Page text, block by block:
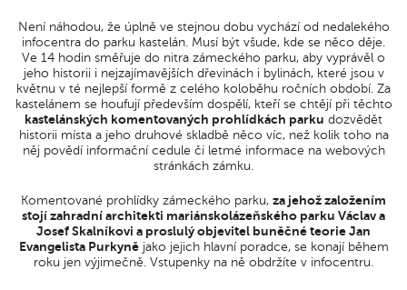
Není náhodou, že úplně ve stejnou dobu vychází od nedalekého
infocentra do parku kastelán. Musí být všude, kde se něco děje.
Ve 14 hodin směřuje do nitra zámeckého parku, aby vyprávěl o
jeho historii i nejzajímavějších dřevinách i bylinách, které jsou v
květnu v té nejlepší formě z celého koloběhu ročních období. Za
kastelánem se houfují především dospělí, kteří se chtějí při těchto
kastelánských komentovaných prohlídkách parku dozvědět
historii místa a jeho druhové skladbě něco víc, než kolik toho na
něj povědí informační cedule či letmé informace na webových
stránkách zámku.
Komentované prohlídky zámeckého parku, za jehož založením
stojí zahradní architekti mariánskolázeňského parku Václav a
Josef Skalníkovi a proslulý objevitel buněčné teorie Jan
Evangelista Purkynějako jejich hlavní poradce, se konají během
roku jen výjimečně. Vstupenky na ně obdržíte v infocentru.